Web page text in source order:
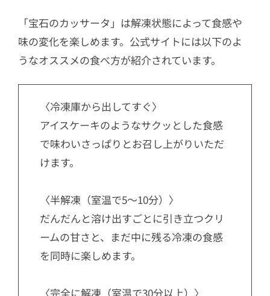
「宝石のカッサータ」は解凍状態によって食感や
味の変化を楽しめます。公式サイトには以下のよ
うなオススメの食べ方が紹介されています。
〈冷凍庫から出してすぐ〉
アイスケーキのようなサクッとした食感
で味わいさっぱりとお召し上がりいただ
けます。
〈半解凍（室温で5～10分）〉
だんだんと溶け出すごとに引き立つクリ
ームの甘さと、まだ中に残る冷凍の食感
を同時に楽しめます。
〈完全に解凍（室温で30分以上）〉